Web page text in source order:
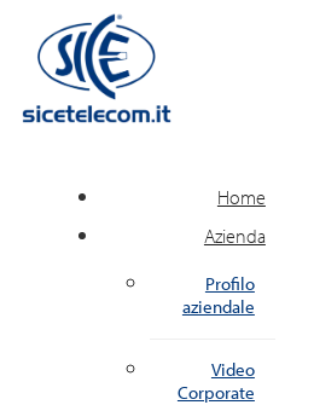
Home
Azienda
Profilo
aziendale
Video
Corporate